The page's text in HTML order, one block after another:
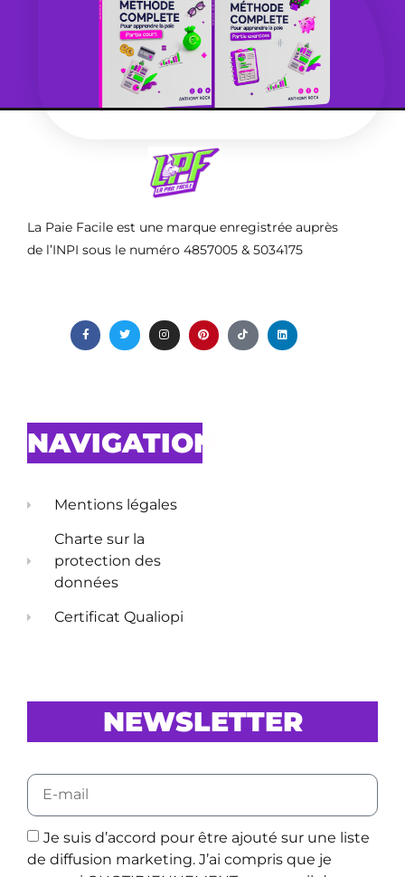
La Paie Facile est une marque enregistrée auprès
de l’INPI sous le numéro 4857005 & 5034175
NAVIGATION
Mentions légales
Charte sur la
protection des
données
Certificat Qualiopi
NEWSLETTER
Je suis d’accord pour être ajouté sur une liste
de diffusion marketing. J’ai compris que je